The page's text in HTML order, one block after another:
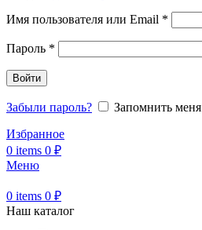
Имя пользователя или Email *
Пароль *
Войти
Забыли пароль?
Запомнить меня
Избранное
0 items 0 ₽
Меню
0 items 0 ₽
Наш каталог